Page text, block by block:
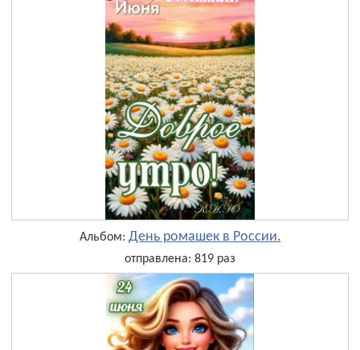
Альбом: День ромашек в России.
отправлена: 819 раз